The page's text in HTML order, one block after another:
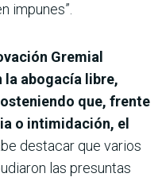
impunes”.
Gremial
abogacía libre,
que, frente
o intimidación, el
destacar que varios
las presuntas